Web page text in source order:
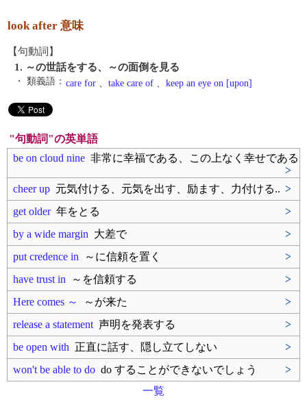
look after 意味
【句動詞】
1. ～の世話をする、～の面倒を見る
・ 類義語： care for 、 take care of 、 keep an eye on [upon]
"句動詞"の英単語
be on cloud nine 非常に幸福である、この上なく幸せである
>
cheer up 元気付ける、元気を出す、励ます、力付ける.. >
get older年をとる
>
by a wide margin 大差で
>
put credence in ～に信頼を置く
>
have trust in ～を信頼する
>
Here comes ～
～が来た
>
release a statement 声明を発表する
>
be open with 正直に話す、隠し立てしない
>
won't be able to do do することができないでしょう
>
一覧